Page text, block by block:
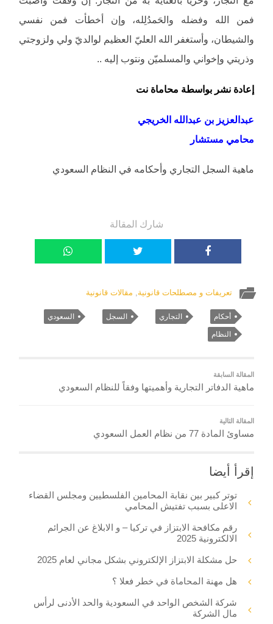
فمن الله وفضله والحَمدُلِله، وإن أخطأت فمن نفسي
والشيطان، وأستغفر الله العليّ العظيم لوالديّ ولي ولزوجتي
وذريتي وإخواني والمسلميّن ونتوب إليه ..
إعادة نشر بواسطة محاماة نت
عبدالعزيز بن عبدالله الخريجي
محامي مستشار
ماهية السجل التجاري وأحكامه في النظام السعودي
شارك المقالة
تعريفات و مصطلحات قانونية, مقالات قانونية
أحكام التجاري السجل السعودي
النظام
المقالة السابقة
ماهية الدفاتر التجارية وأهميتها وفقاً للنظام السعودي
المقالة التالية
مساوئ المادة 77 من نظام العمل السعودي
إقرأ أيضا
توتر كبير بين نقابة المحامين الفلسطيين ومجلس القضاء
الاعلى بسبب تفتيش المحامي
رقم مكافحة الابتزاز في تركيا – و الابلاغ عن الجرائم
الالكترونية 2025
حل مشكلة الابتزاز الإلكتروني بشكل مجاني لعام 2025
هل مهنة المحاماة في خطر فعلا ؟
شركة الشخص الواحد في السعودية والحد الأدنى لرأس
مال الشركة